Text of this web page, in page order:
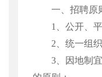
一、招聘原
1
、公开、
2 、统一组
3 、因地制